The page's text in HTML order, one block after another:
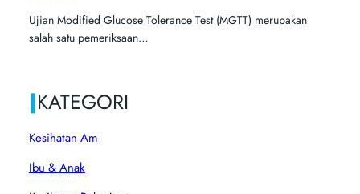
Ujian Modified Glucose Tolerance Test (MGTT) merupakan
salah satu pemeriksaan…
|KATEGORI
Kesihatan Am
Ibu & Anak